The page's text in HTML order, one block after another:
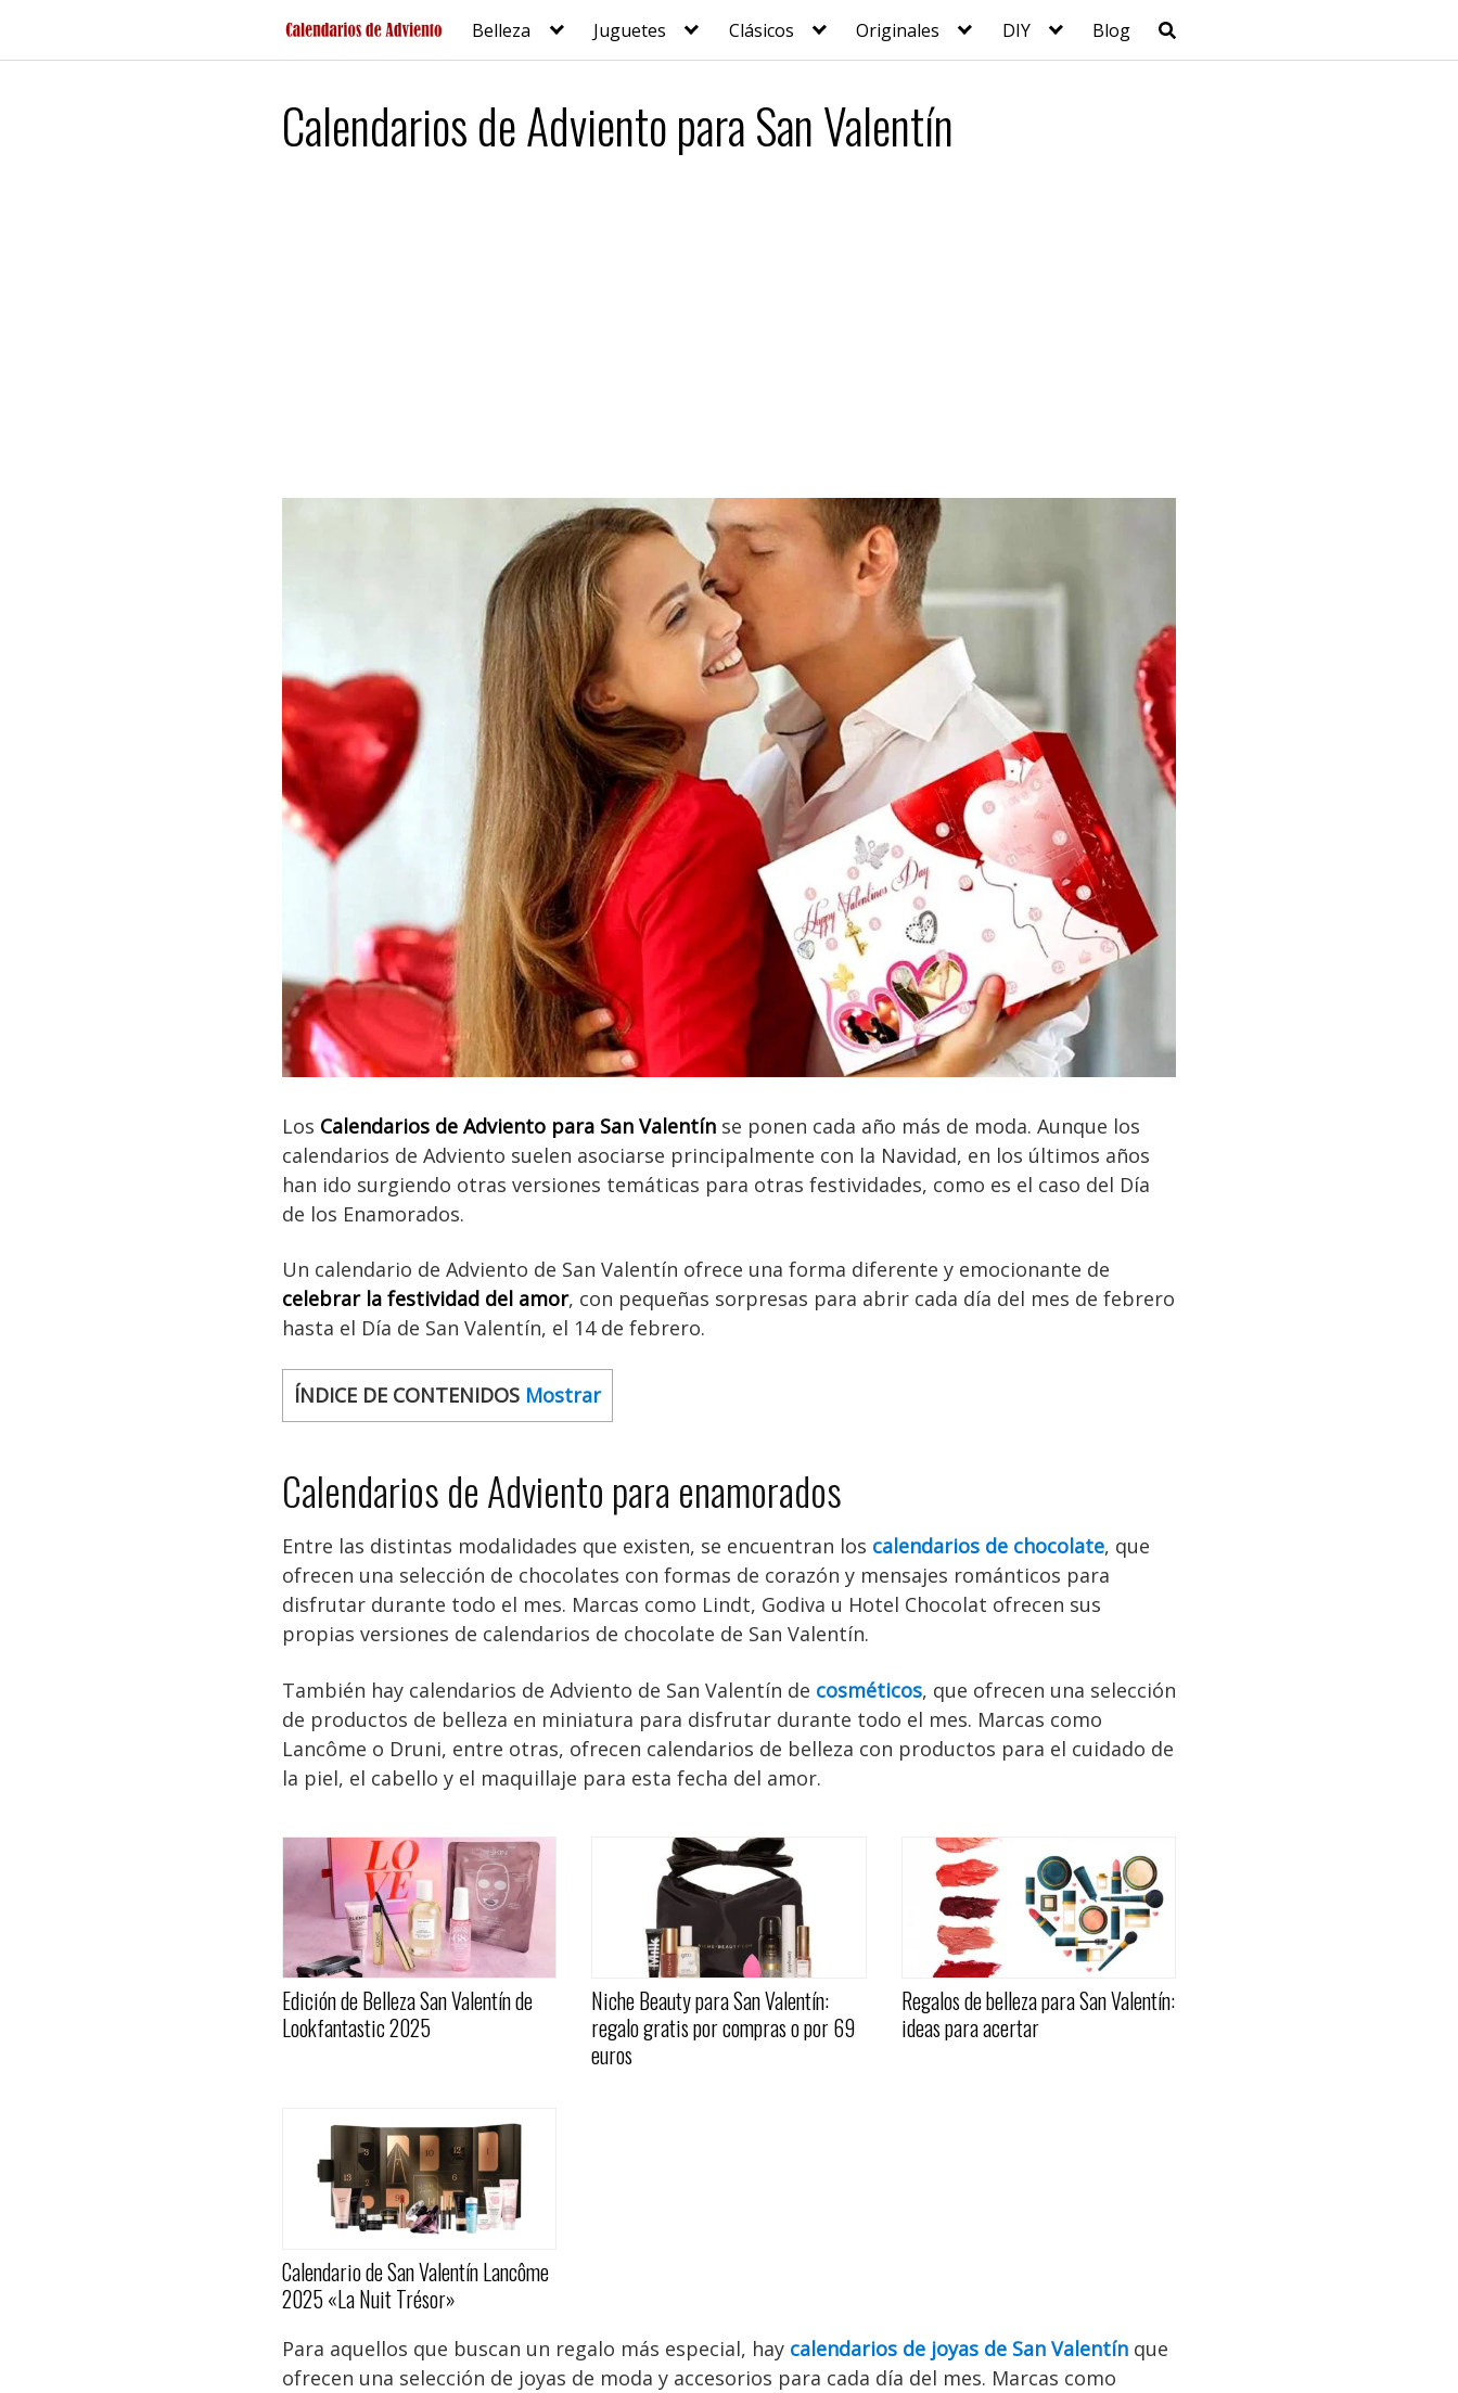
contenido
Belleza Juguetes Clásicos Originales DIY Blog
Calendarios de Adviento para San Valentín
Los Calendarios de Adviento para San Valentín se ponen cada año más de moda. Aunque los
calendarios de Adviento suelen asociarse principalmente con la Navidad, en los últimos años
han ido surgiendo otras versiones temáticas para otras festividades, como es el caso del Día
de los Enamorados.
Un calendario de Adviento de San Valentín ofrece una forma diferente y emocionante de
celebrar la festividad del amor, con pequeñas sorpresas para abrir cada día del mes de febrero
hasta el Día de San Valentín, el 14 de febrero.
ÍNDICE DE CONTENIDOS Mostrar
Calendarios de Adviento para enamorados
Entre las distintas modalidades que existen, se encuentran los calendarios de chocolate, que
ofrecen una selección de chocolates con formas de corazón y mensajes románticos para
disfrutar durante todo el mes. Marcas como Lindt, Godiva u Hotel Chocolat ofrecen sus
propias versiones de calendarios de chocolate de San Valentín.
También hay calendarios de Adviento de San Valentín de cosméticos, que ofrecen una selección
de productos de belleza en miniatura para disfrutar durante todo el mes. Marcas como
Lancôme o Druni, entre otras, ofrecen calendarios de belleza con productos para el cuidado de
la piel, el cabello y el maquillaje para esta fecha del amor.
Edición de Belleza San Valentín de
Lookfantastic 2025
Niche Beauty para San Valentín:
regalo gratis por compras o por 69
euros
Regalos de belleza para San Valentín:
ideas para acertar
Calendario de San Valentín Lancôme
2025 «La Nuit Trésor»
Para aquellos que buscan un regalo más especial, hay calendarios de joyas de San Valentín que
ofrecen una selección de joyas de moda y accesorios para cada día del mes. Marcas como